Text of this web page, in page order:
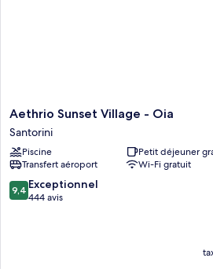
Aethrio
Sunset
Village
-
Oia
Santorini
Aethrio Sunset Village - Oia
Santorini
Piscine
Petit déjeuner
Transfert aéroport
Wi-Fi gratuit
9.4
sur
9,4 Exceptionnel
444 avis